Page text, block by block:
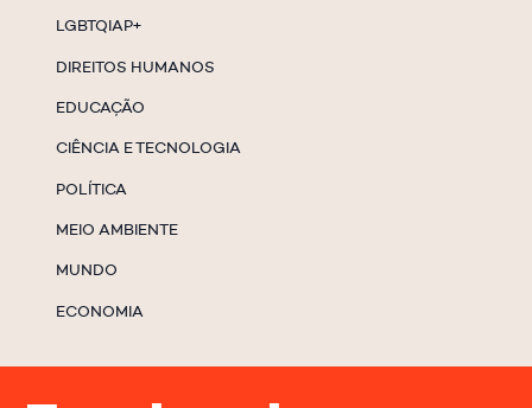
LGBTQIAP+
DIREITOS HUMANOS
EDUCAÇÃO
CIÊNCIA E TECNOLOGIA
POLÍTICA
MEIO AMBIENTE
MUNDO
ECONOMIA